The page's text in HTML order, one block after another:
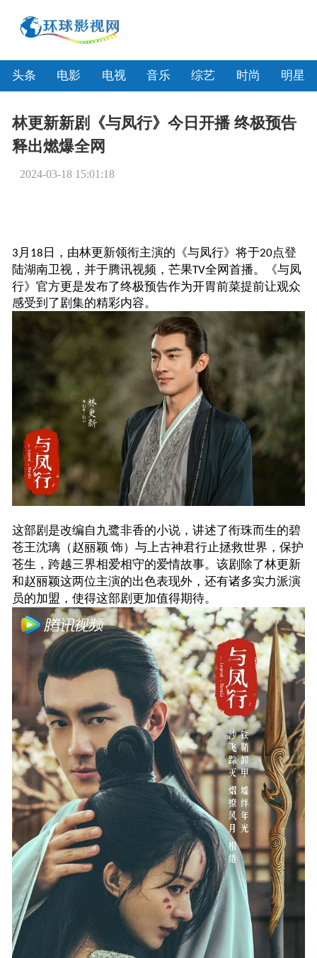
头条 电影 电视 音乐 综艺 时尚 明星
林更新新剧《与凤行》今日开播 终极预告
释出燃爆全网
2024-03-18 15:01:18
3 月 18 日，由林更新领衔主演的 《与凤行》 将于20点登
陆湖南卫视，并于腾讯视频，芒果TV全网首播。《与凤
行》官方更是发布了终极预告作为开胃前菜提前让观众
感受到了剧集的精彩内容。
这部剧 是改编自九鹭非香的小说，讲述了衔珠而生的碧
苍王沈璃（赵丽颖 饰）与上古神君行止拯救世界，保护
苍生，跨越三界相爱相守的爱情故事。 该剧 除了林更新
和赵丽颖这两位主演的出色表现外，还有诸多实力派演
员的加盟， 使得这部剧更加值得期待。